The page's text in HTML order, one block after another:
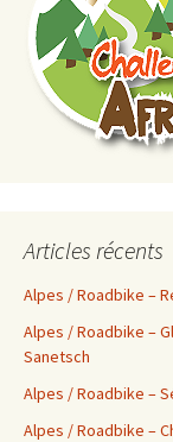
Articles récents
Alpes / Roadbike –
Alpes / Roadbike –
Sanetsch
Alpes / Roadbike –
Alpes / Roadbike –